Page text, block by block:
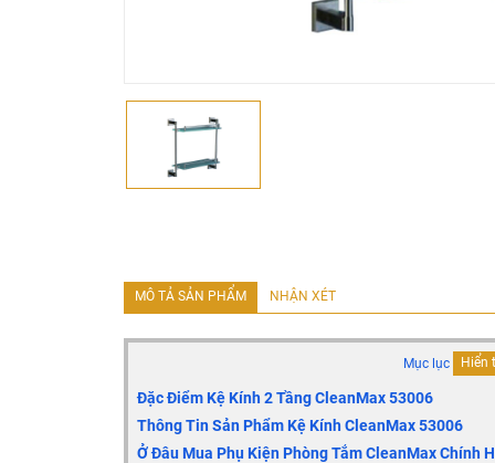
MÔ TẢ SẢN PHẨM NHẬN XÉT
Mục lục Hiển
Đặc Điểm Kệ Kính 2 Tầng CleanMax 53006
Thông Tin Sản Phẩm Kệ Kính CleanMax53006
Ở Đâu Mua Phụ Kiện Phòng Tắm CleanMax Chính